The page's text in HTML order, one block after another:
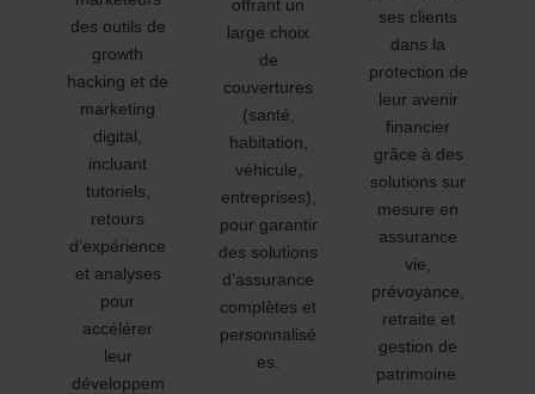
des outils de
growth
hacking et de
marketing
digital,
incluant
tutoriels,
retours
d’expérience
et analyses
pour
accélérer
leur
développem
offrant un
large choix
de
couvertures
(santé,
habitation,
véhicule,
entreprises),
pour garantir
des solutions
d’assurance
complètes et
personnalisé
es.
ses clients
dans la
protection de
leur avenir
financier
grâce à des
solutions sur
mesure en
assurance
vie,
prévoyance,
retraite et
gestion de
patrimoine.